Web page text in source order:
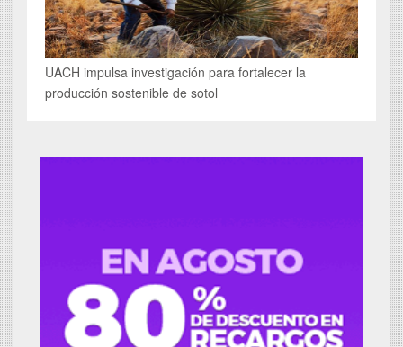
UACH impulsa investigación para fortalecer la
producción sostenible de sotol